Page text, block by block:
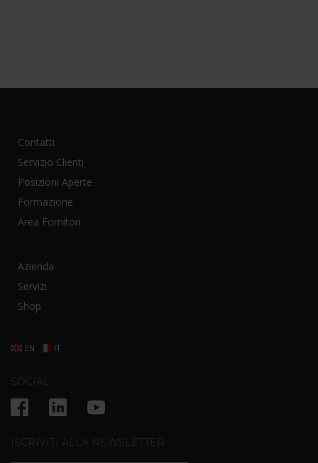
Contatti
Servizio Clienti
Posizioni Aperte
Formazione
Area Fornitori
Azienda
Servizi
Shop
EN IT
SOCIAL
ISCRIVITI ALLA NEWSLETTER